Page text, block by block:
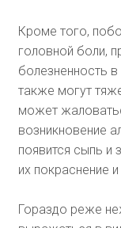
Кроме того,
головной боли,
болезненность
также могут
может
возникновение
появится сыпь и
их покраснение
Гораздо реже